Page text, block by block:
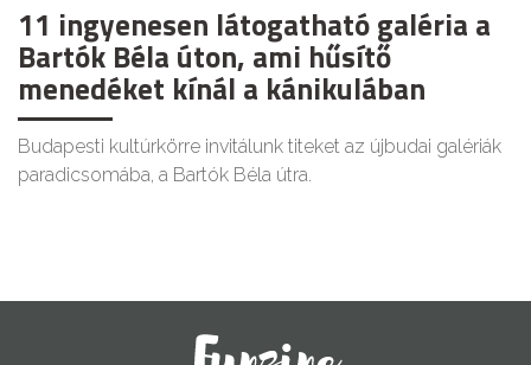
11 ingyenesen látogatható galéria a
Bartók Béla úton, ami hűsítő
menedéket kínál a kánikulában
Budapesti kultúrkörre invitálunk titeket az újbudai galériák
paradicsomába, a Bartók Béla útra.